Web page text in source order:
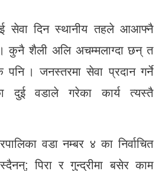
सेवा दिन स्थानीय तहले आआफ्नै
कुनै शैली अलि अचम्मलाग्दा छन् त
पनि । जनस्तरमा सेवा प्रदान गर्ने
दुई वडाले गरेका कार्य त्यस्तै
वडा नम्बर ४ का निर्वाचित
पिरा र गुन्द्रीमा बसेर काम